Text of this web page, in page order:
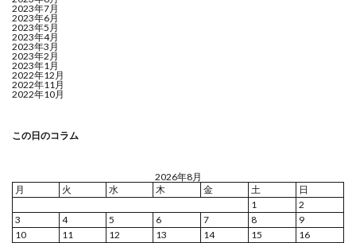
2023年7月
2023年6月
2023年5月
2023年4月
2023年3月
2023年2月
2023年1月
2022年12月
2022年11月
2022年10月
この日のコラム
2026年8月
月
火 水 木 金 土
日
1
2
3
4 5 6 7 8
9
10
11 12 13 14 15
16